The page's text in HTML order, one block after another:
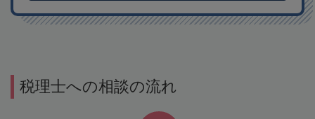
税理士への相談の流れ